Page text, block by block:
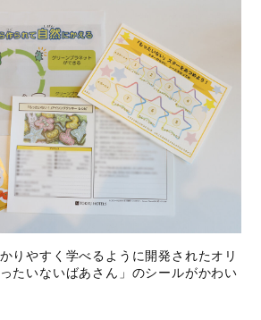
りやすく学べるように開発されたオリ
たいないばあさん」のシールがかわい